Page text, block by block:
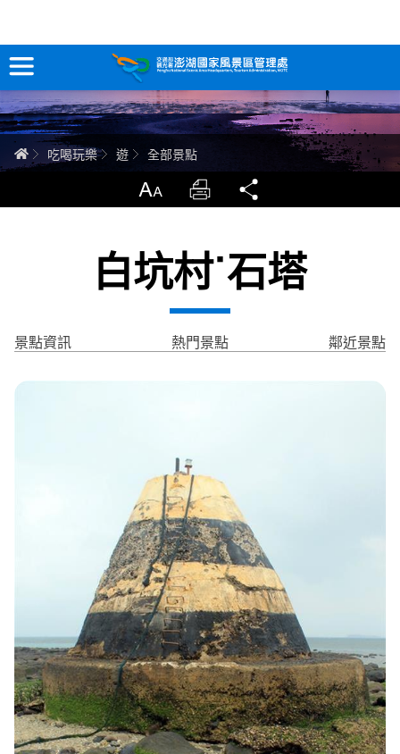
跳
到
主
要
內
容
訊息專區
關於澎湖
智慧觀光情報站
English
Tiếng Việt
ไทย Bahasa indonesia
全部景點
首頁吃喝玩樂 遊 全部景點
放大 列印
白坑村˙石塔
景點資訊 熱門景點 鄰近景點